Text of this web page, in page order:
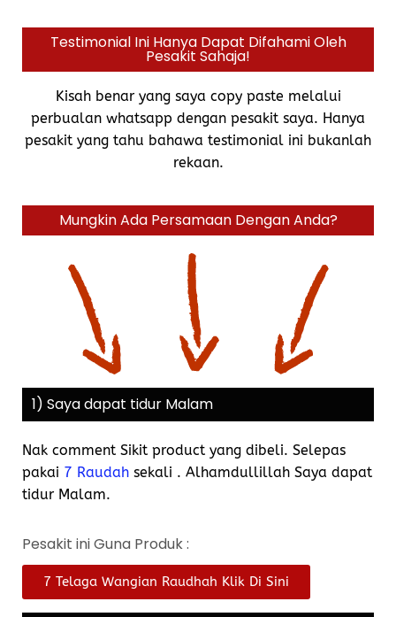
Testimonial Ini Hanya Dapat Difahami Oleh
Pesakit Sahaja!
Kisah benar yang saya copy paste melalui
perbualan whatsapp dengan pesakit saya. Hanya
pesakit yang tahu bahawa testimonial ini bukanlah
rekaan.
Mungkin Ada Persamaan Dengan Anda?
1) Saya dapat tidur Malam
Nak comment Sikit product yang dibeli. Selepas
pakai 7 Raudah sekali . Alhamdullillah Saya dapat
tidur Malam.
Pesakit ini Guna Produk :
7 Telaga Wangian Raudhah Klik Di Sini